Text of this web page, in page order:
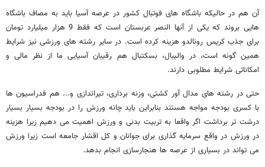
آن هم در حالیکه باشگاه های فوتبال کشور در عرصه آسیا باید به مصاف باشگاه
هایی بروند که یکی از آنها النصر عربستان است که فقط 9 هزار میلیارد تومان
برای جذب کریس رونالدو هزینه کرده است. در سایر رشته های ورزشی نیز شرایط
همین گونه است، در والیبال، بسکتبال هم رقیبان آسیایی ما از نظر مالی و
امکاناتی شرایط مطلوبی دارند.
حتی در رشته های مدال آور کشتی، وزنه برداری، تیراندازی و... هم فدراسیون ها
با کسری بودجه مواجه هستند بنابراین باید چانه ورزش را در بودجه بسیار بسیار
درشت تر برداشت اگر واقعا به تربیت بدنی و ورزش اهمیت می دهیم زیرا هزینه
در ورزش در واقع سرمایه گذاری برای جوانان و کل اقشار جامعه است زیرا ورزش
می تواند در بسیاری از عرصه ها هنجارسازی انجام بدهد.